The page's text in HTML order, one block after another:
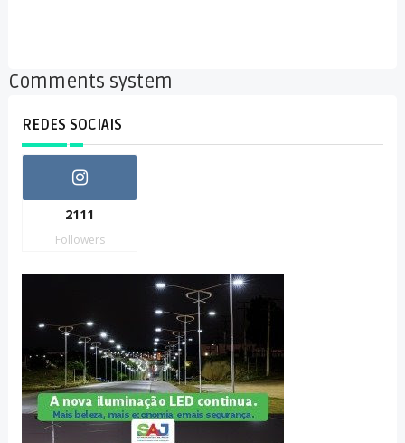
Comments system
REDES SOCIAIS
2111
Followers